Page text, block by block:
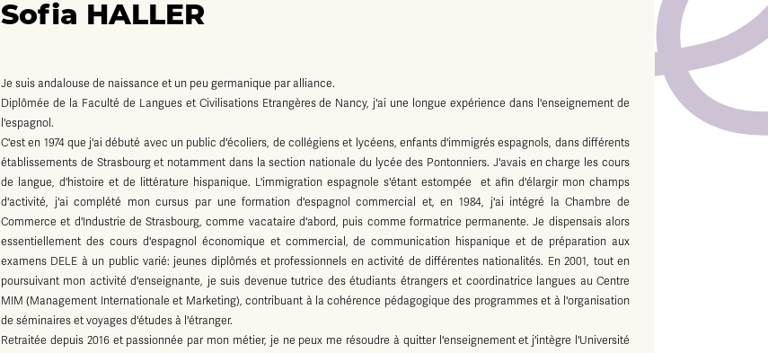
Sofia HALLER
Je suis andalouse de naissance et un peu germanique par alliance.
Diplômée de la Faculté de Langues et Civilisations Etrangères de Nancy, j'ai une longue expérience dans l'enseignement de
l'espagnol.
C'est en 1974 que j'ai débuté avec un public d'écoliers, de collégiens et lycéens, enfants d'immigrés espagnols, dans différents
établissements de Strasbourg et notamment dans la section nationale du lycée des Pontonniers. J'avais en charge les cours
de langue, d'histoire et de littérature hispanique. L'immigration espagnole s'étant estompée et afin d'élargir mon champs
d'activité, j'ai complété mon cursus par une formation d'espagnol commercial et, en 1984, j'ai intégré la Chambre de
Commerce et d'Industrie de Strasbourg, comme vacataire d'abord, puis comme formatrice permanente. Je dispensais alors
essentiellement des cours d'espagnol économique et commercial, de communication hispanique et de préparation aux
examens DELE à un public varié: jeunes diplômés et professionnels en activité de différentes nationalités. En 2001, tout en
poursuivant mon activité d'enseignante, je suis devenue tutrice des étudiants étrangers et coordinatrice langues au Centre
MIM (Management Internationale et Marketing), contribuant à la cohérence pédagogique des programmes et à l'organisation
de séminaires et voyages d'études à l'étranger.
Retraitée depuis 2016 et passionnée par mon métier, je ne peux me résoudre à quitter l'enseignement et j'intègre l'Université